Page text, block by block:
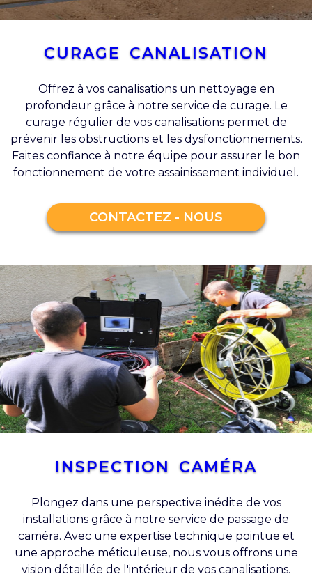
CURAGE CANALISATION
Offrez à vos canalisations un nettoyage en
profondeur grâce à notre service de curage. Le
curage régulier de vos canalisations permet de
prévenir les obstructions et les dysfonctionnements.
Faites confiance à notre équipe pour assurer le bon
fonctionnement de votre assainissement individuel.
CONTACTEZ - NOUS
INSPECTION CAMÉRA
Plongez dans une perspective inédite de vos
installations grâce à notre service de passage de
caméra. Avec une expertise technique pointue et
une approche méticuleuse, nous vous offrons une
vision détaillée de l'intérieur de vos canalisations.